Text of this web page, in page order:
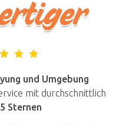
und Umgebung
mit durchschnittlich
Sternen